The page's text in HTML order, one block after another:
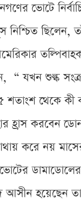
ভোটে
নিশ্চিত ছিলেন,
“ যখন শুল্ক
শতাংশ থেকে কী
হ্রাস করবেন
করে নয়
আসীন